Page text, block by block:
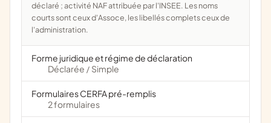
déclaré ; activité NAF attribuée par l'INSEE. Les noms
courts sont ceux d'Assoce, les libellés complets ceux de
l'administration.
Forme juridique et régime de déclaration
Déclarée / Simple
Formulaires CERFA pré-remplis
2 formulaires